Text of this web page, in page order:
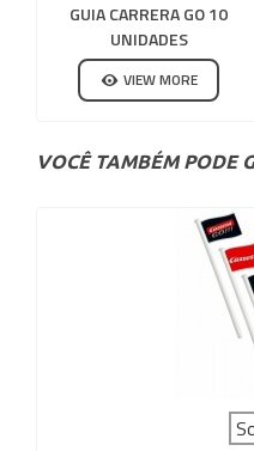
GUIA CARRERA GO 10
UNIDADES
VIEW MORE
VOCÊ TAMBÉM PODE